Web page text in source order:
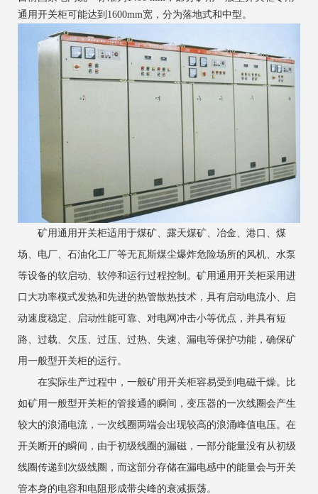
通用开关柜可能达到1600mm宽，分为落地式和中型。
矿用通用开关柜适用于煤矿、露天煤矿、冶金、港口、煤
场、电厂、石油化工厂等无瓦斯煤尘爆炸危险场所的风机、水泵
等设备的软启动、软停和运行过程控制。矿用通用开关柜采用进
口大功率模式发热和先进的热管散热技术，具有启动电流小、启
动速度稳定、启动性能可靠、对电网冲击小等优点，并具有短
路、过载、欠压、过压、过热、失速、漏电等保护功能，确保矿
用一般型开关柜的运行。
在实际生产过程中，一般矿用开关柜容易受到电磁干燥。比
如矿用一般型开关柜的管接通的瞬间，变压器的一次线圈会产生
较大的浪涌电流，一次线圈两端会出现较高的浪涌峰值电压。在
开关断开的瞬间，由于初级线圈的漏磁，一部分能量没有从初级
线圈传递到次级线圈，而这部分存储在漏电感中的能量会与开关
管本身的电容和电阻形成带尖峰的衰减振荡。